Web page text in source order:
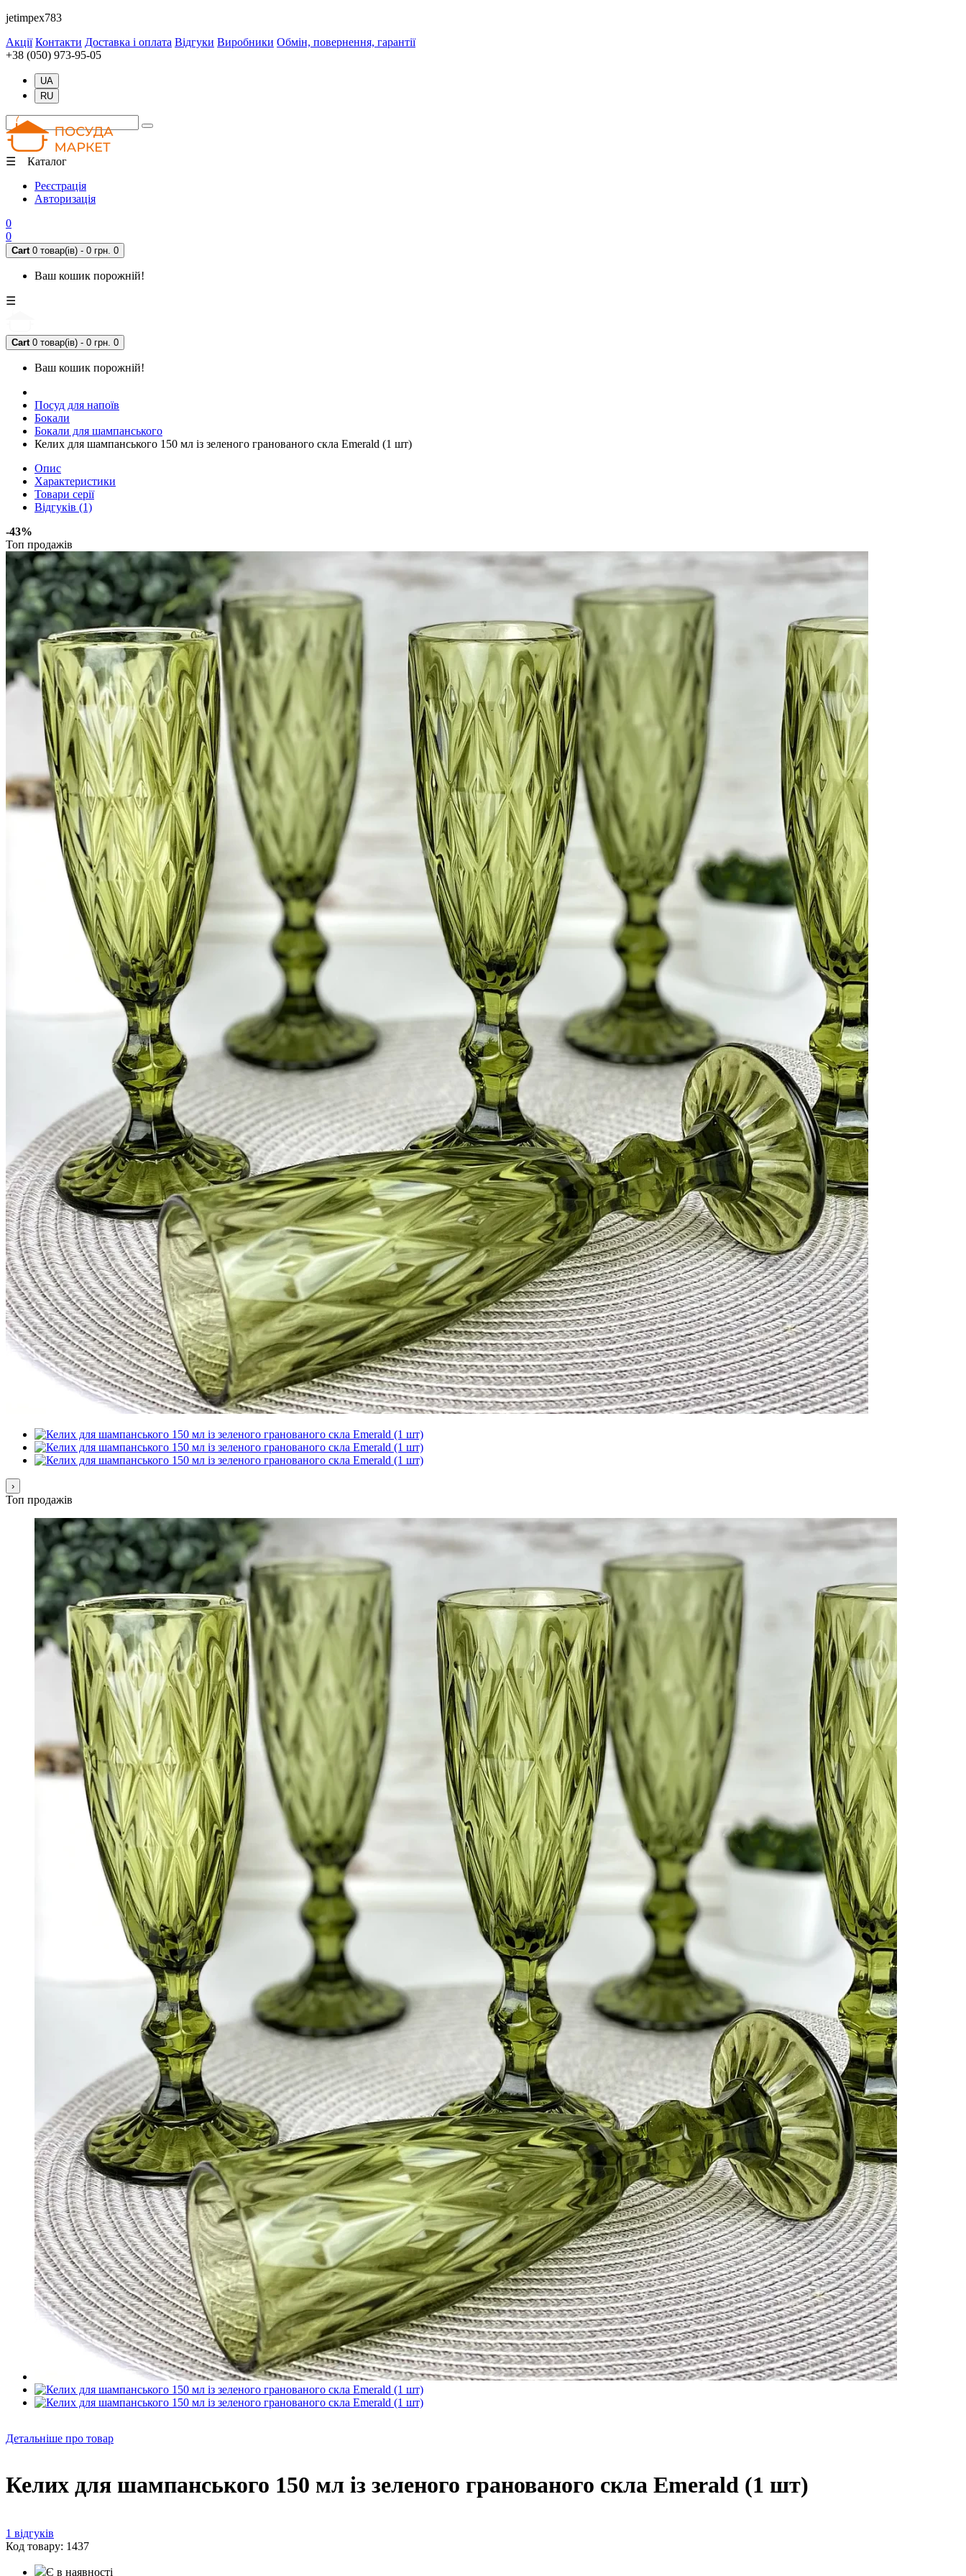
jetimpex783
Акції Контакти Доставка і оплата Відгуки Виробники Обмін, повернення, гарантії
+38 (050) 973-95-05
UA
RU
☰ Каталог
Реєстрація
Авторизація
0
0
Cart 0 товар(ів) - 0 грн. 0
Ваш кошик порожній!
☰
Cart 0 товар(ів) - 0 грн. 0
Ваш кошик порожній!
Посуд для напоїв
Бокали
Бокали для шампанського
Келих для шампанського 150 мл із зеленого гранованого скла Emerald (1 шт)
Опис
Характеристики
Товари серії
Відгуків (1)
-43%
Топ продажів
›
Топ продажів
Детальніше про товар
Келих для шампанського 150 мл із зеленого гранованого скла Emerald (1 шт)
1 відгуків
Код товару: 1437
Є в наявності